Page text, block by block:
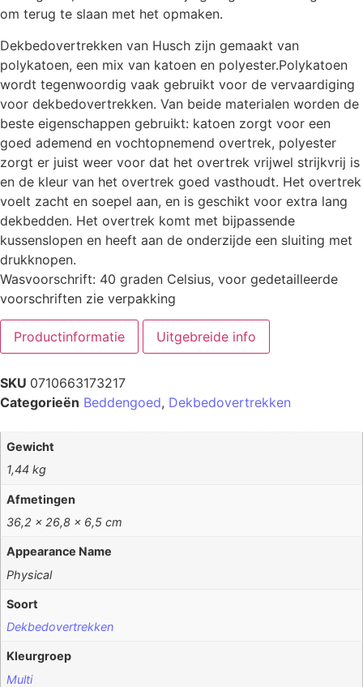
om terug te slaan met het opmaken.
Dekbedovertrekken van Husch zijn gemaakt van
polykatoen, een mix van katoen en polyester.Polykatoen
wordt tegenwoordig vaak gebruikt voor de vervaardiging
voor dekbedovertrekken. Van beide materialen worden de
beste eigenschappen gebruikt: katoen zorgt voor een
goed ademend en vochtopnemend overtrek, polyester
zorgt er juist weer voor dat het overtrek vrijwel strijkvrij is
en de kleur van het overtrek goed vasthoudt. Het overtrek
voelt zacht en soepel aan, en is geschikt voor extra lang
dekbedden. Het overtrek komt met bijpassende
kussenslopen en heeft aan de onderzijde een sluiting met
drukknopen.
Wasvoorschrift: 40 graden Celsius, voor gedetailleerde
voorschriften zie verpakking
Productinformatie Uitgebreide info
SKU 0710663173217
Categorieën Beddengoed, Dekbedovertrekken
Gewicht
1,44 kg
Afmetingen
36,2 × 26,8 × 6,5 cm
Appearance Name
Physical
Soort
Dekbedovertrekken
Kleurgroep
Multi